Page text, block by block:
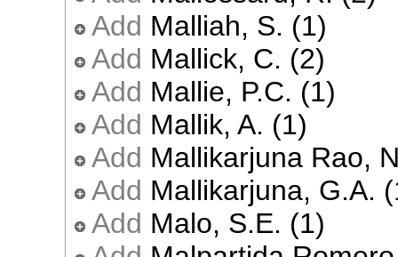
Add Malliah, S. (1)
Add Mallick, C. (2)
Add Mallie, P.C. (1)
Add Mallik, A. (1)
Add Mallikarjuna Rao,
Add Mallikarjuna, G.A.
Add Malo, S.E. (1)